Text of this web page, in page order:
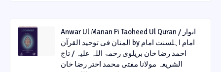
Anwar Ul Manan Fi Taoheed Ul Quran / انوار
المنان فی توحید القرآن by امام اہلسنت امام
احمد رضا خان بریلوی رحمۃ اللہ علیہ / تاج
الشریعہ مولانا مفتی محمد اختر رضا خان